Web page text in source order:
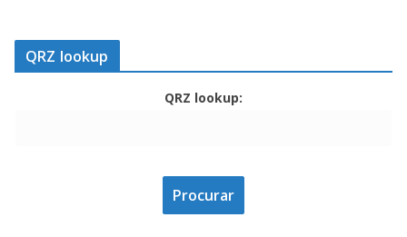
QRZ lookup
QRZ lookup: